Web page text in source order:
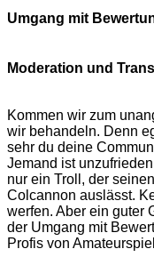
Umgang mit
Moderation und
Kommen wir zum
wir behandeln. Denn
sehr du deine
Jemand ist
nur ein Troll, der
Colcannon auslässt.
werfen. Aber ein guter
der Umgang mit
Profis von